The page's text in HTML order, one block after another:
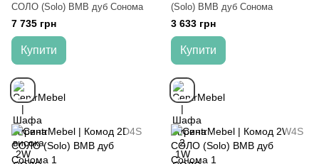
СОЛО (Solo) ВМВ дуб Сонома
7 735 грн
Купити
(Solo) ВМВ дуб Сонома
3 633 грн
Купити